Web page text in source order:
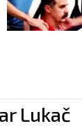
Lukač